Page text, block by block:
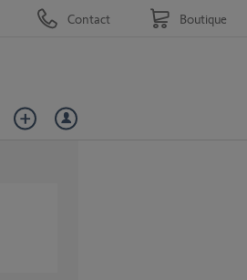
Contact Boutique